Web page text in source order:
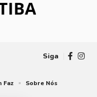
Siga
Faz Sobre Nós